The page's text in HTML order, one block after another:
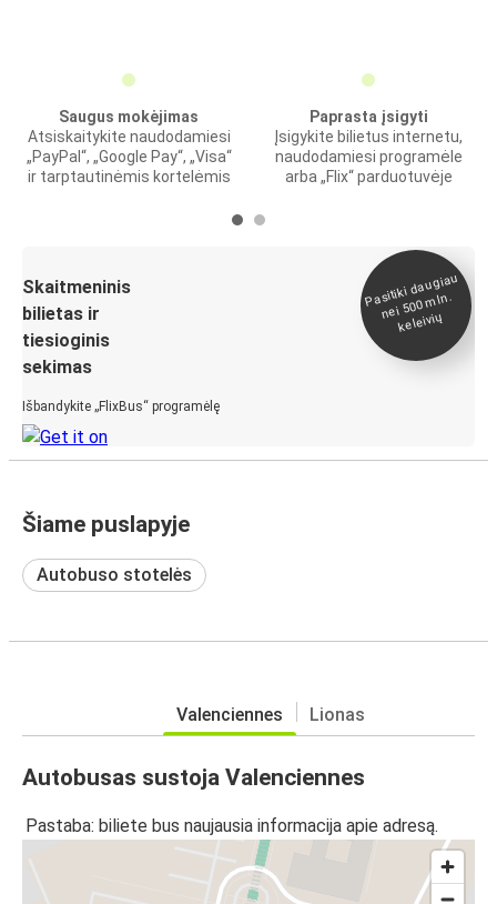
Saugus mokėjimas
Atsiskaitykite naudodamiesi
„PayPal“, „Google Pay“, „Visa“
ir tarptautinėmis kortelėmis
Paprasta įsigyti
Įsigykite bilietus internetu,
naudodamiesi programėle
arba „Flix“ parduotuvėje
Skaitmeninis
bilietas ir
tiesioginis
sekimas
Išbandykite „FlixBus“ programėlę
Pasitiki daugiau
nei 500
mln.
keleivių
Šiame puslapyje
Autobuso stotelės
Valenciennes Lionas
Autobusas sustoja Valenciennes
Pastaba: biliete bus naujausia informacija apie adresą.